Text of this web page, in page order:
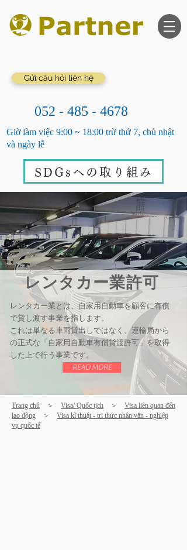
Gửi câu hỏi liên hệ
052 - 485 - 4678
Giờ làm việc 9:00 ~ 18:00 trừ thứ 7, chủ nhật
và ngày lễ
SDGsへの取り組み
レンタカー業許可
レンタカー業とは、自家用自動車を顧客に有償
で貸し渡す事業を指します。
これは単なる車両貸出しではなく、運輸局から
の正式な「自家用自動車有償貸渡許可」を取得
した上で行う事業です。
READ MORE
Trang chủ ＞ Visa/ Quốc tịch ＞ Visa liên quan đến
lao động ＞ Visa kĩ thuật - tri thức nhân văn - nghiệp
vụ quốc tế